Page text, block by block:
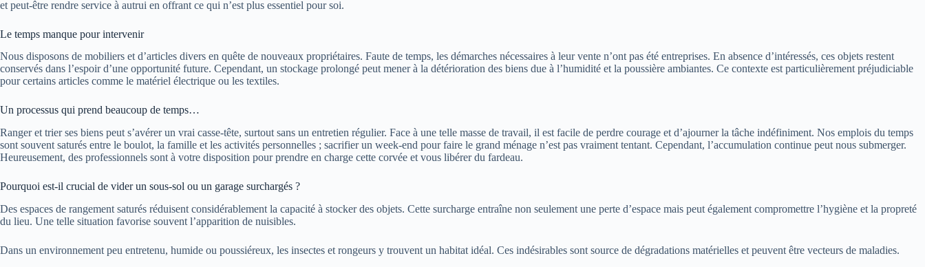
et peut-être rendre service à autrui en offrant ce qui n’est plus essentiel pour soi.
Le temps manque pour intervenir
Nous disposons de mobiliers et d’articles divers en quête de nouveaux propriétaires. Faute de temps, les démarches nécessaires à leur vente n’ont pas été entreprises. En absence d’intéressés, ces objets restent
conservés dans l’espoir d’une opportunité future. Cependant, un stockage prolongé peut mener à la détérioration des biens due à l’humidité et la poussière ambiantes. Ce contexte est particulièrement préjudiciable
pour certains articles comme le matériel électrique ou les textiles.
Un processus qui prend beaucoup de temps…
Ranger et trier ses biens peut s’avérer un vrai casse-tête, surtout sans un entretien régulier. Face à une telle masse de travail, il est facile de perdre courage et d’ajourner la tâche indéfiniment. Nos emplois du temps
sont souvent saturés entre le boulot, la famille et les activités personnelles ; sacrifier un week-end pour faire le grand ménage n’est pas vraiment tentant. Cependant, l’accumulation continue peut nous submerger.
Heureusement, des professionnels sont à votre disposition pour prendre en charge cette corvée et vous libérer du fardeau.
Pourquoi est-il crucial de vider un sous-sol ou un garage surchargés ?
Des espaces de rangement saturés réduisent considérablement la capacité à stocker des objets. Cette surcharge entraîne non seulement une perte d’espace mais peut également compromettre l’hygiène et la propreté
du lieu. Une telle situation favorise souvent l’apparition de nuisibles.
Dans un environnement peu entretenu, humide ou poussiéreux, les insectes et rongeurs y trouvent un habitat idéal. Ces indésirables sont source de dégradations matérielles et peuvent être vecteurs de maladies.